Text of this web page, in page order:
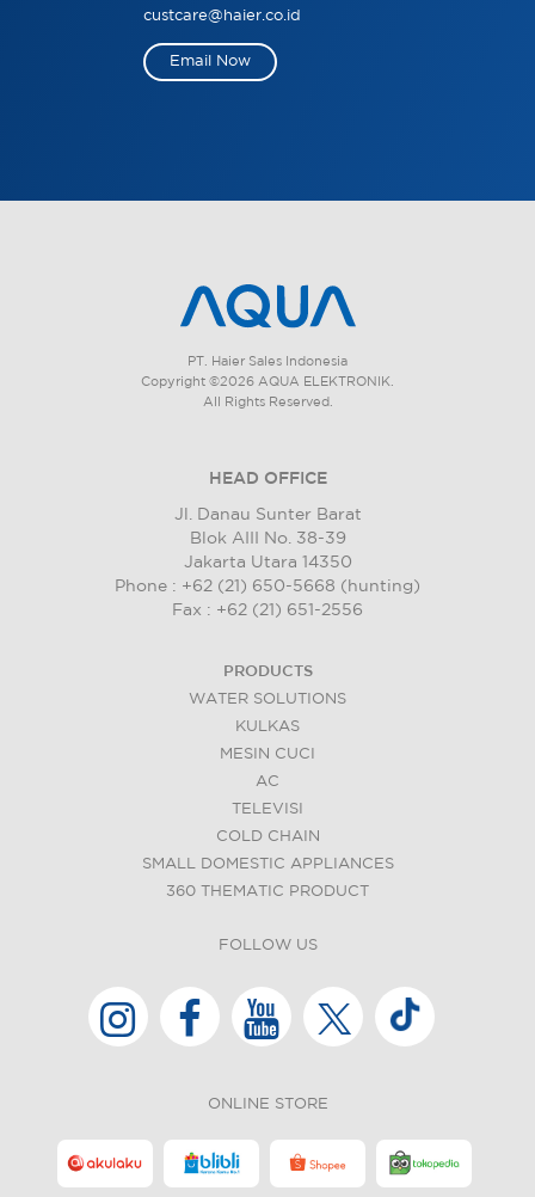
custcare@haier.co.id
Email Now
PT. Haier Sales Indonesia
Copyright ©2026 AQUA ELEKTRONIK.
All Rights Reserved.
HEAD OFFICE
Jl. Danau Sunter Barat
Blok AIII No. 38-39
Jakarta Utara 14350
Phone : +62 (21) 650-5668 (hunting)
Fax : +62 (21) 651-2556
PRODUCTS
WATER SOLUTIONS
KULKAS
MESIN CUCI
AC
TELEVISI
COLD CHAIN
SMALL DOMESTIC APPLIANCES
360 THEMATIC PRODUCT
FOLLOW US
ONLINE STORE